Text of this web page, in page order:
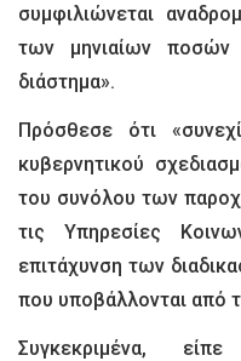
συμφιλιώνεται
των μηνιαίων ποσών
διάστημα».
Πρόσθεσε ότι
κυβερνητικού
του συνόλου των
τις Υπηρεσίες
επιτάχυνση των
που υποβάλλονται από
Συγκεκριμένα,